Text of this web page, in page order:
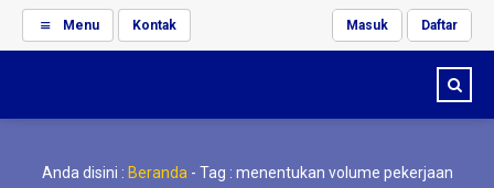
Menu Kontak Masuk Daftar
Anda disini : Beranda - Tag : menentukan volume pekerjaan